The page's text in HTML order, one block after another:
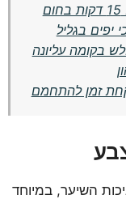
יפים בגליל
בקומה עליונה
זמן להתחמם
השיער, במיוחד